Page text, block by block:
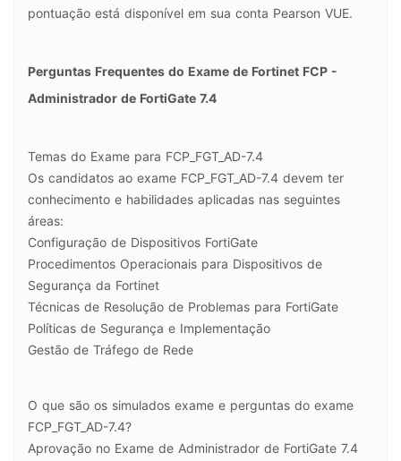
pontuação está disponível em sua conta Pearson VUE.
Perguntas Frequentes do Exame de Fortinet FCP -
Administrador de FortiGate 7.4
Temas do Exame para FCP_FGT_AD-7.4
Os candidatos ao exame FCP_FGT_AD-7.4 devem ter
conhecimento e habilidades aplicadas nas seguintes
áreas:
Configuração de Dispositivos FortiGate
Procedimentos Operacionais para Dispositivos de
Segurança da Fortinet
Técnicas de Resolução de Problemas para FortiGate
Políticas de Segurança e Implementação
Gestão de Tráfego de Rede
O que são os simulados exame e perguntas do exame
FCP_FGT_AD-7.4?
Aprovação no Exame de Administrador de FortiGate 7.4